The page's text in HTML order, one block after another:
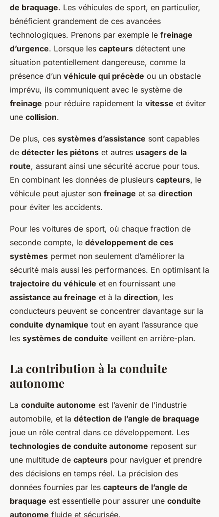
de braquage. Les véhicules de sport, en particulier,
bénéficient grandement de ces avancées
technologiques. Prenons par exemple le freinage
d’urgence. Lorsque les capteurs détectent une
situation potentiellement dangereuse, comme la
présence d’un véhicule qui précède ou un obstacle
imprévu, ils communiquent avec le système de
freinage pour réduire rapidement la vitesse et éviter
une collision.
De plus, ces systèmes d’assistance sont capables
de détecter les piétons et autres usagers de la
route, assurant ainsi une sécurité accrue pour tous.
En combinant les données de plusieurs capteurs, le
véhicule peut ajuster son freinage et sa direction
pour éviter les accidents.
Pour les voitures de sport, où chaque fraction de
seconde compte, le développement de ces
systèmes permet non seulement d’améliorer la
sécurité mais aussi les performances. En optimisant la
trajectoire du véhicule et en fournissant une
assistance au freinage et à la direction, les
conducteurs peuvent se concentrer davantage sur la
conduite dynamique tout en ayant l’assurance que
les systèmes de conduite veillent en arrière-plan.
La contribution à la conduite
autonome
La conduite autonome est l’avenir de l’industrie
automobile, et la détection de l’angle de braquage
joue un rôle central dans ce développement. Les
technologies de conduite autonome reposent sur
une multitude de capteurs pour naviguer et prendre
des décisions en temps réel. La précision des
données fournies par les capteurs de l’angle de
braquage est essentielle pour assurer une conduite
autonome fluide et sécurisée.